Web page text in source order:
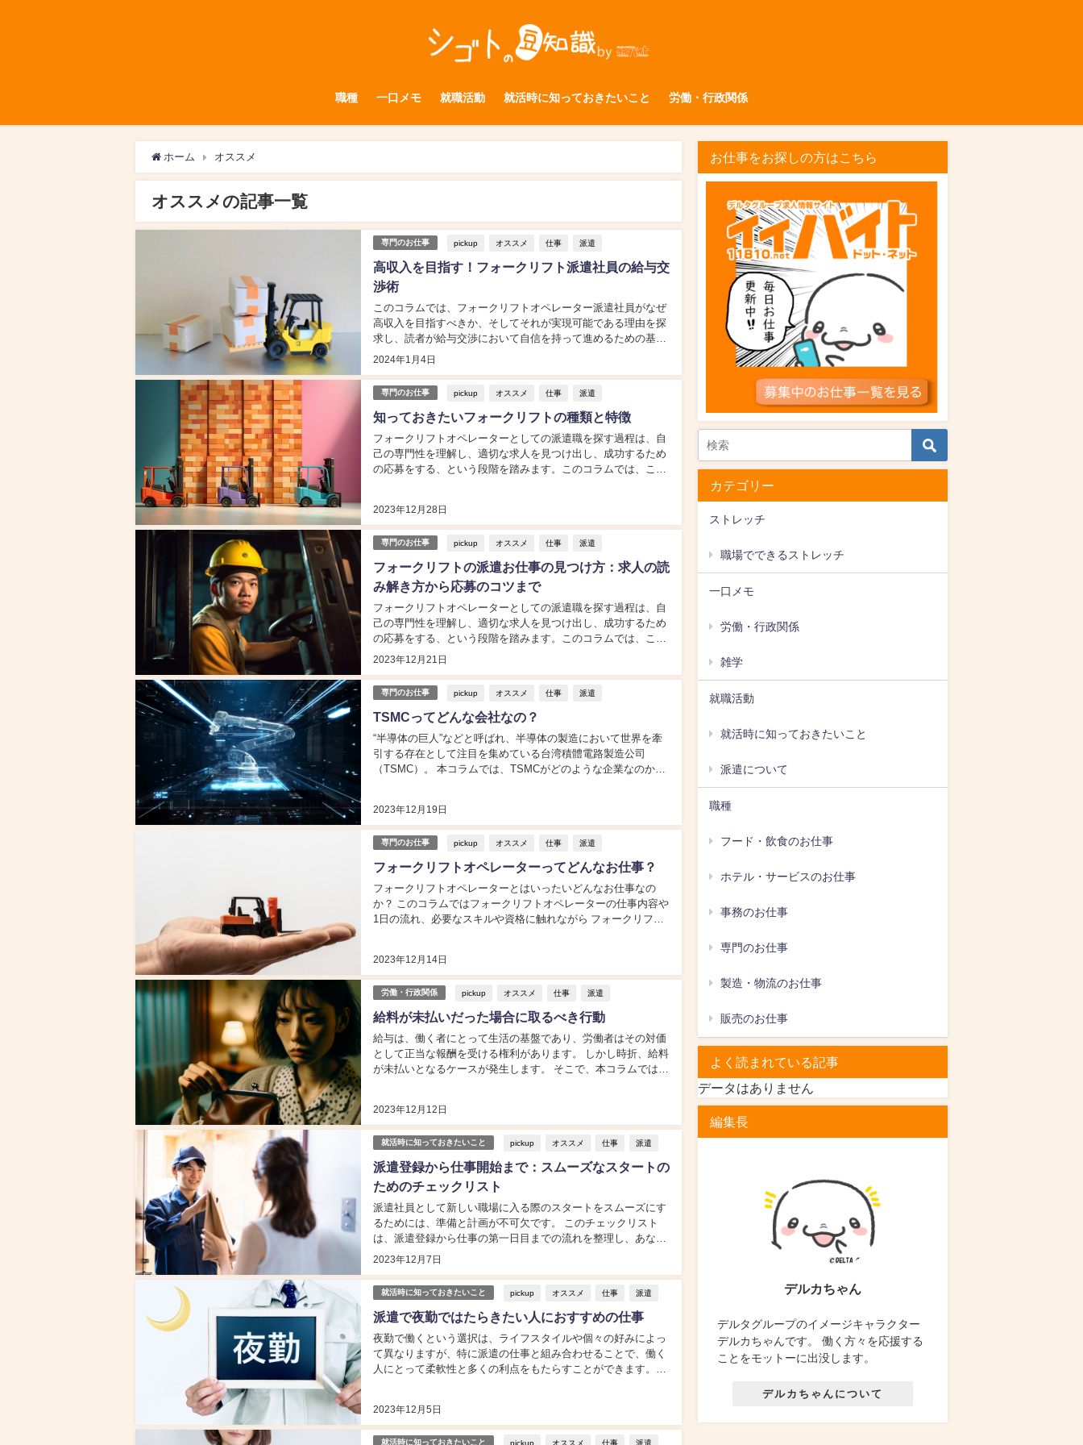
職種 一口メモ 就職活動 就活時に知っておきたいこと 労働・行政関係
ホーム オススメ
オススメの記事一覧
専門のお仕事 pickup オススメ 仕事 派遣
高収入を目指す！フォークリフト派遣社員の給与交
渉術
2024年1月4日
このコラムでは、フォークリフトオペレーター派遣社員がなぜ
高収入を目指すべきか、そしてそれが実現可能である理由を探
求し、読者が給与交渉において自信を持って進めるための基礎
を築きます。...
専門のお仕事 pickup オススメ 仕事 派遣
知っておきたいフォークリフトの種類と特徴
2023年12月28日
フォークリフトオペレーターとしての派遣職を探す過程は、自
己の専門性を理解し、適切な求人を見つけ出し、成功するため
の応募をする、という段階を踏みます。このコラムでは、これ
ための手引きを提供します。...
専門のお仕事 pickup オススメ 仕事 派遣
フォークリフトの派遣お仕事の見つけ方：求人の読
み解き方から応募のコツまで
2023年12月21日
フォークリフトオペレーターとしての派遣職を探す過程は、自
己の専門性を理解し、適切な求人を見つけ出し、成功するため
の応募をする、という段階を踏みます。このコラムでは、これ
ら各段階での具体的なアクションポイントを深堀りし、あなた
ための手引きを提供します。...
専門のお仕事 pickup オススメ 仕事 派遣
TSMCってどんな会社なの？
2023年12月19日
“半導体の巨人”などと呼ばれ、半導体の製造において世界を牽
引する存在として注目を集めている台湾積體電路製造公司
（TSMC）。 本コラムでは、TSMCがどのような企業なのか、
専門のお仕事 pickup オススメ 仕事 派遣
フォークリフトオペレーターってどんなお仕事？
2023年12月14日
フォークリフトオペレーターとはいったいどんなお仕事なの
か？ このコラムではフォークリフトオペレーターの仕事内容や
1日の流れ、必要なスキルや資格に触れながら フォークリフト
労働・行政関係 pickup オススメ 仕事 派遣
給料が未払いだった場合に取るべき行動
2023年12月12日
給与は、働く者にとって生活の基盤であり、労働者はその対価
として正当な報酬を受ける権利があります。 しかし時折、給料
が未払いとなるケースが発生します。 そこで、本コラムでは給
就活時に知っておきたいこと pickup オススメ 仕事 派遣
派遣登録から仕事開始まで：スムーズなスタートの
ためのチェックリスト
2023年12月7日
派遣社員として新しい職場に入る際のスタートをスムーズにす
るためには、準備と計画が不可欠です。 このチェックリスト
は、派遣登録から仕事の第一日目までの流れを整理し、あなた
のお仕事開始までをサポートします。...
就活時に知っておきたいこと pickup オススメ 仕事 派遣
派遣で夜勤ではたらきたい人におすすめの仕事
2023年12月5日
夜勤で働くという選択は、ライフスタイルや個々の好みによっ
て異なりますが、特に派遣の仕事と組み合わせることで、働く
人にとって柔軟性と多くの利点をもたらすことができます。夜
は、夜勤で働くことのメリットやおすすめの...
就活時に知っておきたいこと pickup オススメ 仕事 派遣
お仕事をお探しの方はこちら
カテゴリー
ストレッチ
職場でできるストレッチ
一口メモ
労働・行政関係
雑学
就職活動
就活時に知っておきたいこと
派遣について
職種
フード・飲食のお仕事
ホテル・サービスのお仕事
事務のお仕事
専門のお仕事
製造・物流のお仕事
販売のお仕事
よく読まれている記事
データはありません
編集長
デルカちゃん
デルタグループのイメージキャラクター
デルカちゃんです。 働く方々を応援する
ことをモットーに出没します。
デルカちゃんについて